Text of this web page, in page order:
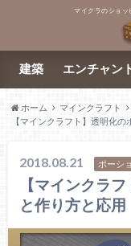
マイクラのショッ
建築 エンチャン
ホーム マインクラフト
【マインクラフト】透明化
2018.08.21 ポーシ
【マインクラ
と作り方と応用